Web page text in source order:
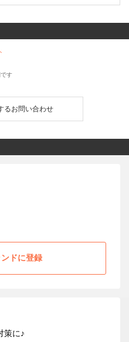
す
るお問い合わせ
ドに登録
策に♪